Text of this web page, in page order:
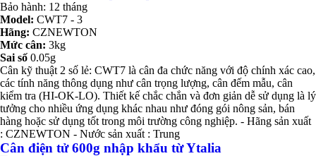
Bảo hành: 12 tháng
Model: CWT7 - 3
Hãng: CZNEWTON
Mức cân: 3kg
Sai số 0.05g
Cân kỹ thuật 2 số lẻ: CWT7 là cân đa chức năng với độ chính xác cao,
các tính năng thông dụng như cân trọng lượng, cân đếm mẫu, cân
kiểm tra (HI-OK-LO). Thiết kế chắc chắn và đơn giản dễ sử dụng là lý
tưởng cho nhiều ứng dụng khác nhau như đóng gói nông sản, bán
hàng hoặc sử dụng tốt trong môi trường công nghiệp. - Hãng sản xuất
: CZNEWTON - Nước sản xuất : Trung
Cân điện tử 600g nhập khẩu từ Ytalia